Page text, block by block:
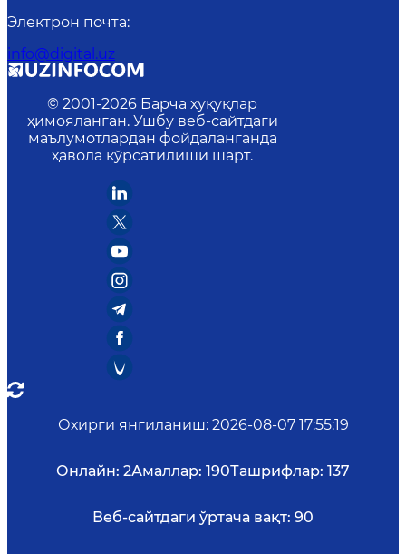
Электрон почта:
info@digital.uz
© 2001-2026 Барча ҳуқуқлар
ҳимояланган. Ушбу веб-сайтдаги
маълумотлардан фойдаланганда
ҳавола кўрсатилиши шарт.
Охирги янгиланиш: 2026-08-07 17:55:19
Онлайн: 2Амаллар: 190Ташрифлар: 137
Веб-сайтдаги ўртача вақт: 90